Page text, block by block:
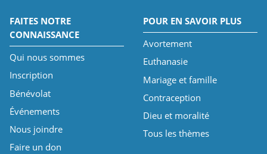
FAITES NOTRE
CONNAISSANCE
Qui nous sommes
Inscription
Bénévolat
Événements
Nous joindre
Faire un don
POUR EN SAVOIR PLUS
Avortement
Euthanasie
Mariage et famille
Contraception
Dieu et moralité
Tous les thèmes